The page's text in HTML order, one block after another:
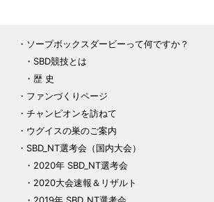
ソープボックスダービーって何ですか？
SBD競技とは
歴 史
ファンづくりページ
チャンピオンを訪ねて
ウグイスの巣のご案内
SBD_NT選考会（国内大会）
2020年 SBD_NT選考会
2020大会速報＆リザルト